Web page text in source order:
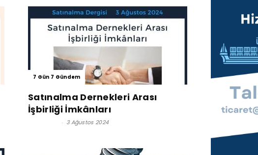
Dergisi
7 Gün 7 Gündem
Satınalma Dernekleri Arası
İşbirliği İmkânları
- 3 Ağustos 2024